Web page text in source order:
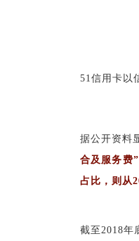
51信用卡以
据公开资料
合及服务费”
占比，则从
截至2018年